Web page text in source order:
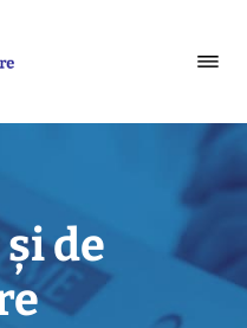
și de